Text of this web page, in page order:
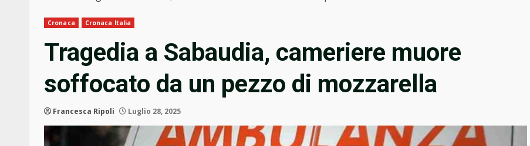
Cronaca Cronaca Italia
Tragedia a Sabaudia, cameriere muore
soffocato da un pezzo di mozzarella
Francesca Ripoli Luglio 28, 2025